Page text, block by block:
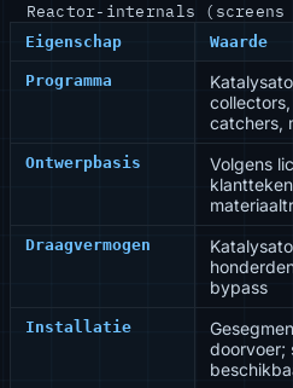
Reactor-internals (screens
Eigenschap Waarde
Programma
catchers,
Ontwerpbasis
Volgens
Draagvermogen
bypass
Installatie
doorvoer;